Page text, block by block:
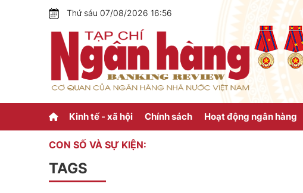
Thứ sáu 07/08/2026 16:56
Kinh tế - xã hội Chính sách Hoạt động ngân hàng
CON SỐ VÀ SỰ KIỆN:
TAGS